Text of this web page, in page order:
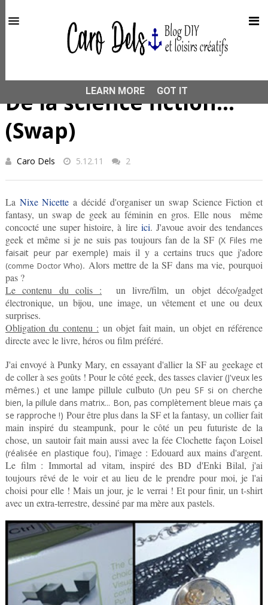
De la science fiction...
(Swap)
Caro Dels 5.12.11 2
La Nixe Nicette a décidé d'organiser un swap Science Fiction et
fantasy, un swap de geek au féminin en gros. Elle nous même
concocté une super histoire, à lire ici. J'avoue avoir des tendances
geek et même si je ne suis pas toujours fan de la SF (X Files me
faisait peur par exemple) mais il y a certains trucs que j'adore
(comme Doctor Who). Alors mettre de la SF dans ma vie, pourquoi
pas ?
Le contenu du colis : un livre/film, un objet déco/gadget
électronique, un bijou, une image, un vêtement et une ou deux
surprises.
Obligation du contenu : un objet fait main, un objet en référence
directe avec le livre, héros ou film préféré.
J'ai envoyé à Punky Mary, en essayant d'allier la SF au geekage et
de coller à ses goûts ! Pour le côté geek, des tasses clavier(J'veux les
mêmes.) et une lampe pillule culbuto (Un peu SF si on cherche
bien, la pillule dans matrix... Bon, pas complètement bleue mais ça
se rapproche !) Pour être plus dans la SF et la fantasy, un collier fait
main inspiré du steampunk, pour le côté un peu futuriste de la
chose, un sautoir fait main aussi avec la fée Clochette façon Loisel
(réalisée en plastique fou), l'image : Edouard aux mains d'argent.
Le film : Immortal ad vitam, inspiré des BD d'Enki Bilal, j'ai
toujours rêvé de le voir et au lieu de le prendre pour moi, je l'ai
choisi pour elle ! Mais un jour, je le verrai ! Et pour finir, un t-shirt
avec un extra-terrestre, dessiné par ma mère aux pastels.
This site uses cookies from Google to deliver its services
and to analyze traffic. Your IP address and user-agent are
shared with Google along with performance and security
metrics to ensure quality of service, generate usage
LEARN MORE
GOT IT